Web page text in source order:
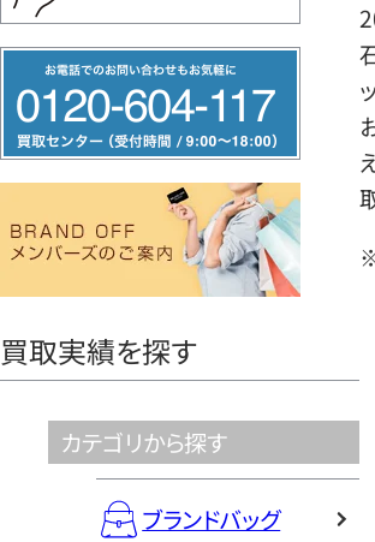
リ
ー
ヤ
買取実績を探す
カテゴリから探す
ブランドバッグ